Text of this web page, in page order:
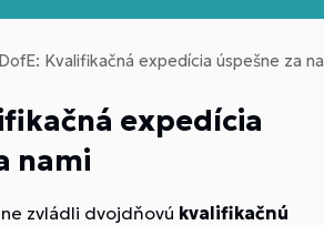
DofE: Kvalifikačná expedícia úspešne za
expedícia
nami
zvládli dvojdňovú kvalifikačnú